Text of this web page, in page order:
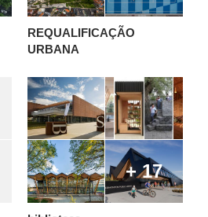
REQUALIFICAÇÃO
URBANA
+ 17